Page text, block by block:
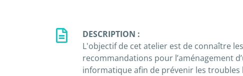
DESCRIPTION :
L'objectif de cet atelier est de connaître
recommandations pour l’aménagement
informatique afin de prévenir les troubles